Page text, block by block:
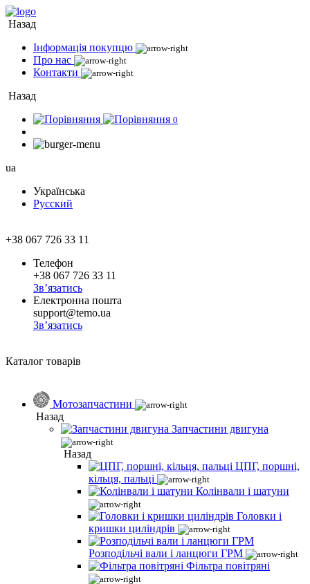
Назад
Інформація покупцю
Про нас
Контакти
Назад
0
ua
Українська
Русский
+38 067 726 33 11
Телефон
+38 067 726 33 11
Зв’язатись
Електронна пошта
support@temo.ua
Зв’язатись
Каталог товарів
Мотозапчастини
Назад
Запчастини двигуна
Назад
ЦПГ, поршні,
кільця, пальці
Колінвали і шатуни
Головки і
кришки циліндрів
Розподільчі вали і ланцюги ГРМ
Фільтра повітряні